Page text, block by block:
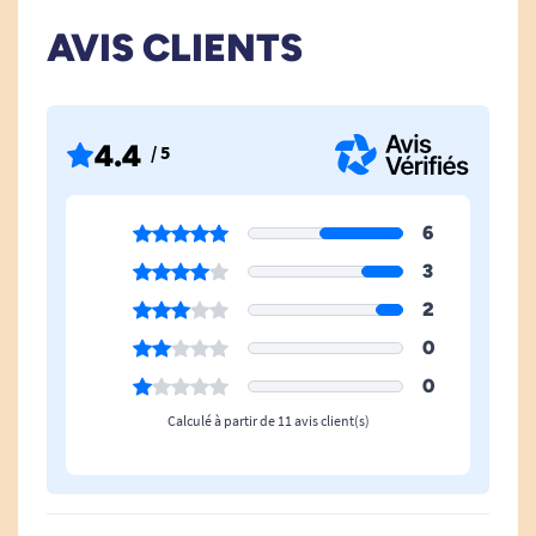
Retrouvez nos cannes de marche.
AVIS CLIENTS
4.4 / 5
6
3
2
0
0
Calculé à partir de 11 avis client(s)